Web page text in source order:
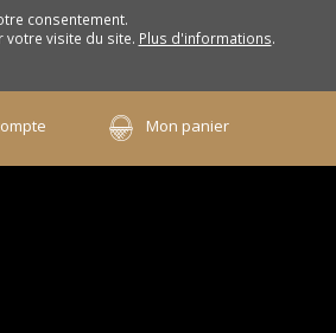
Mon panier
consentement.
votre visite du site. Plus d'informations.